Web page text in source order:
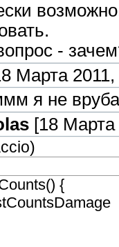
-
Марта 2011,
я не
[18
)
{